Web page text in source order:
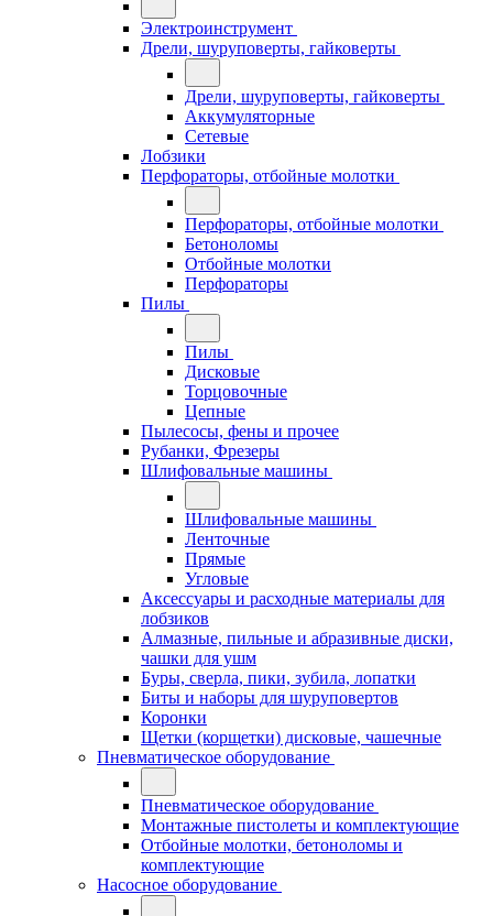
Электроинструмент
Дрели, шуруповерты, гайковерты
Дрели, шуруповерты, гайковерты
Аккумуляторные
Сетевые
Лобзики
Перфораторы, отбойные молотки
Перфораторы, отбойные молотки
Бетоноломы
Отбойные молотки
Перфораторы
Пилы
Пилы
Дисковые
Торцовочные
Цепные
Пылесосы, фены и прочее
Рубанки, Фрезеры
Шлифовальные машины
Шлифовальные машины
Ленточные
Прямые
Угловые
Аксессуары и расходные материалы для
лобзиков
Алмазные, пильные и абразивные диски,
чашки для ушм
Буры, сверла, пики, зубила, лопатки
Биты и наборы для шуруповертов
Коронки
Щетки (корщетки) дисковые, чашечные
Пневматическое оборудование
Пневматическое оборудование
Монтажные пистолеты и комплектующие
Отбойные молотки, бетоноломы и
комплектующие
Насосное оборудование